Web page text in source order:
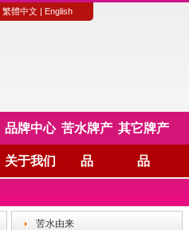
繁體中文 | English
品牌中心 苦水牌产
品
其它牌产
品
关于我们
苦水由来